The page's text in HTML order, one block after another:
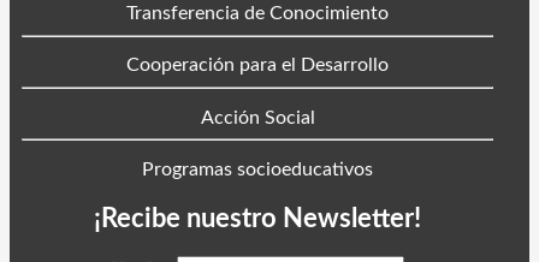
Transferencia de Conocimiento
Cooperación para el Desarrollo
Acción Social
Programas socioeducativos
¡Recibe nuestro Newsletter!